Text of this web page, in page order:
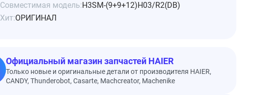
Совместимая модель:H3SM-(9+9+12)H03/R2(DB)
Хит:ОРИГИНАЛ
Официальный магазин запчастей HAIER
Только новые и оригинальные детали от производителя HAIER,
CANDY, Thunderobot, Casarte, Machcreator, Machenike